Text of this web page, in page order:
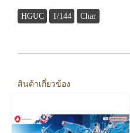
HGUC 1/144 Char
สินค้าเกี่ยวข้อง